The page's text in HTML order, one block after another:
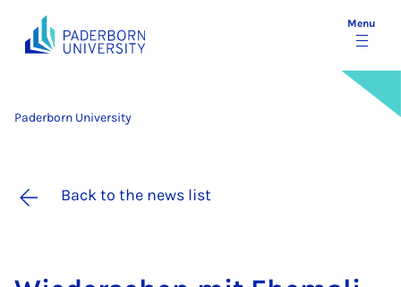
Menu
Paderborn University
Back to the news list